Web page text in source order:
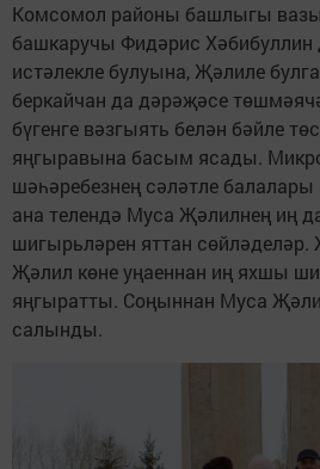
Комсомол районы башлыгы
башкаручы Фидәрис Хәбибуллин
истәлекле булуына, Җәлиле
беркайчан да дәрәҗәсе
бүгенге вәзгыять белән бәйле
яңгыравына басым ясады.
шәһәребезнең сәләтле
ана телендә Муса Җәлилнең иң
шигырьләрен яттан
Җәлил көне уңаеннан иң яхшы
яңгыратты. Соңыннан Муса
салынды.